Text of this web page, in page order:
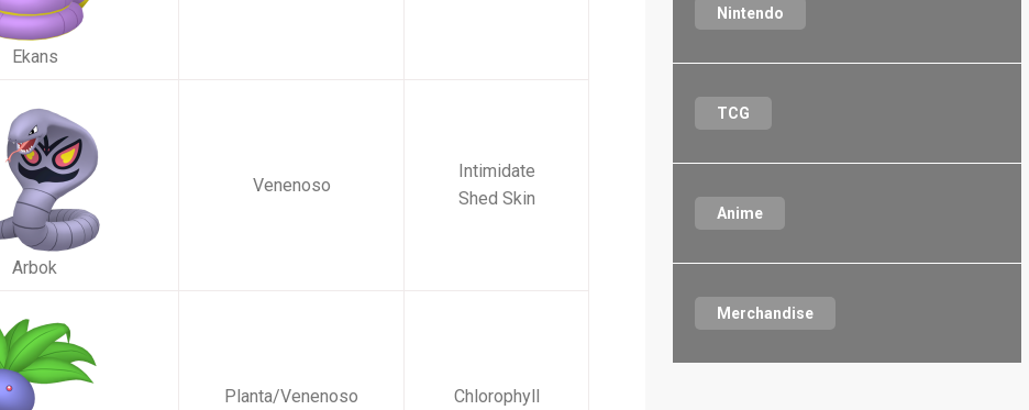
Ekans
Arbok
Venenoso
Intimidate
Shed Skin
Planta/Venenoso Chlorophyll
Nintendo
TCG
Anime
Merchandise